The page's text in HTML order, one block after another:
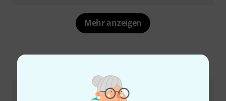
Mehr anzeigen
Kundenservice